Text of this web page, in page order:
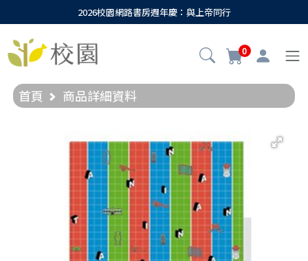
2026校園網路書房週年慶：與上帝同行
0
首頁 商品詳細資料